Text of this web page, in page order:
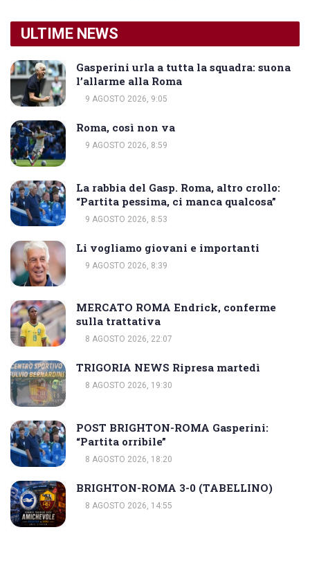
ULTIME NEWS
Gasperini urla a tutta la squadra: suona
l’allarme alla Roma
9 AGOSTO 2026, 9:05
Roma, così non va
9 AGOSTO 2026, 8:59
La rabbia del Gasp. Roma, altro crollo:
“Partita pessima, ci manca qualcosa”
9 AGOSTO 2026, 8:53
Li vogliamo giovani e importanti
9 AGOSTO 2026, 8:39
MERCATO ROMA Endrick, conferme
sulla trattativa
8 AGOSTO 2026, 22:07
TRIGORIA NEWS Ripresa martedì
8 AGOSTO 2026, 19:30
POST BRIGHTON-ROMA Gasperini:
“Partita orribile”
8 AGOSTO 2026, 18:20
BRIGHTON-ROMA 3-0 (TABELLINO)
8 AGOSTO 2026, 14:55